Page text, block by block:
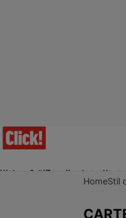
Ultima Oră!Trending Actualitate
HomeStil